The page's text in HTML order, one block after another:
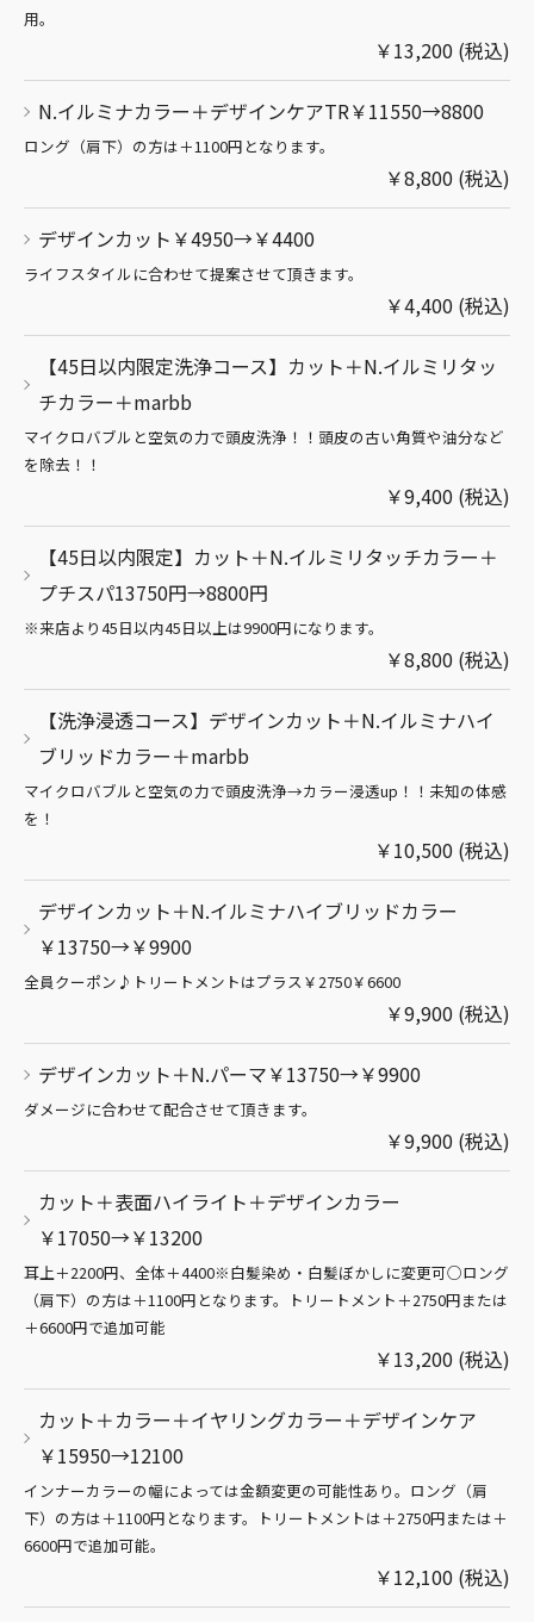
用。
￥13,200 (税込)
N.イルミナカラー＋デザインケアTR￥11550→8800
ロング（肩下）の方は＋1100円となります。
￥8,800 (税込)
デザインカット￥4950→￥4400
ライフスタイルに合わせて提案させて頂きます。
￥4,400 (税込)
【45日以内限定洗浄コース】カット＋N.イルミリタッ
チカラー＋marbb
マイクロバブルと空気の力で頭皮洗浄！！頭皮の古い角質や油分など
を除去！！
￥9,400 (税込)
【45日以内限定】カット＋N.イルミリタッチカラー＋
プチスパ13750円→8800円
※来店より45日以内45日以上は9900円になります。
￥8,800 (税込)
【洗浄浸透コース】デザインカット＋N.イルミナハイ
ブリッドカラー＋marbb
マイクロバブルと空気の力で頭皮洗浄→カラー浸透up！！未知の体感
を！
￥10,500 (税込)
デザインカット＋N.イルミナハイブリッドカラー
￥13750→￥9900
全員クーポン♪トリートメントはプラス￥2750￥6600
￥9,900 (税込)
デザインカット＋N.パーマ￥13750→￥9900
ダメージに合わせて配合させて頂きます。
￥9,900 (税込)
カット＋表面ハイライト＋デザインカラー
￥17050→￥13200
耳上＋2200円、全体＋4400※白髪染め・白髪ぼかしに変更可○ロング
（肩下）の方は＋1100円となります。トリートメント＋2750円または
＋6600円で追加可能
￥13,200 (税込)
カット＋カラー＋イヤリングカラー＋デザインケア
￥15950→12100
インナーカラーの幅によっては金額変更の可能性あり。ロング（肩
下）の方は＋1100円となります。トリートメントは＋2750円または＋
6600円で追加可能。
￥12,100 (税込)